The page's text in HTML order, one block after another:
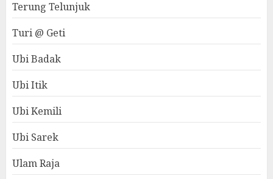
Terung Telunjuk
Turi @ Geti
Ubi Badak
Ubi Itik
Ubi Kemili
Ubi Sarek
Ulam Raja